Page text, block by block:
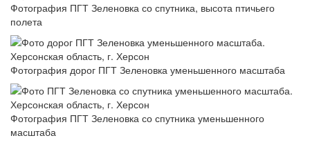
Фотография ПГТ Зеленовка со спутника, высота птичьего
полета
Фотография дорог ПГТ Зеленовка уменьшенного масштаба
Фотография ПГТ Зеленовка со спутника уменьшенного
масштаба